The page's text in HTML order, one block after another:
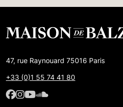
47, rue Raynouard 75016 Paris
+33 (0)1 55 74 41 80
Facebook : Maison de
Facebook : Maison
Youtube : Maison
SoundCloud :